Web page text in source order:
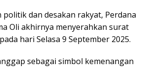
dan desakan rakyat, Perdana
Oli akhirnya menyerahkan surat
hari Selasa 9 September 2025.
sebagai simbol kemenangan